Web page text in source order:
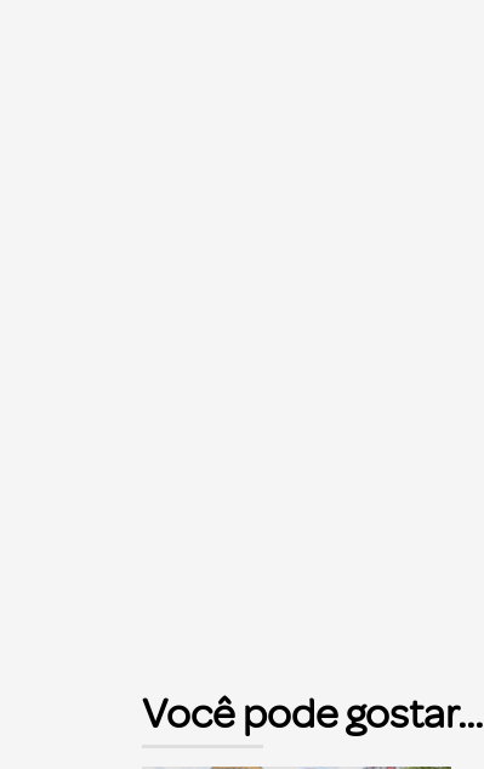
Você pode gostar...